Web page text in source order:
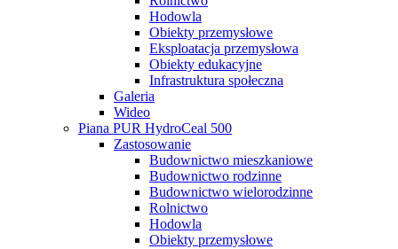
Hodowla
Obiekty przemysłowe
Eksploatacja przemysłowa
Obiekty edukacyjne
Infrastruktura społeczna
Galeria
Wideo
Piana PUR HydroCeal 500
Zastosowanie
Budownictwo mieszkaniowe
Budownictwo rodzinne
Budownictwo wielorodzinne
Rolnictwo
Hodowla
Obiekty przemysłowe